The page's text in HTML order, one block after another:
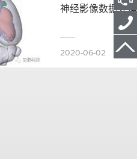
神经影像数据处
2020-06-02